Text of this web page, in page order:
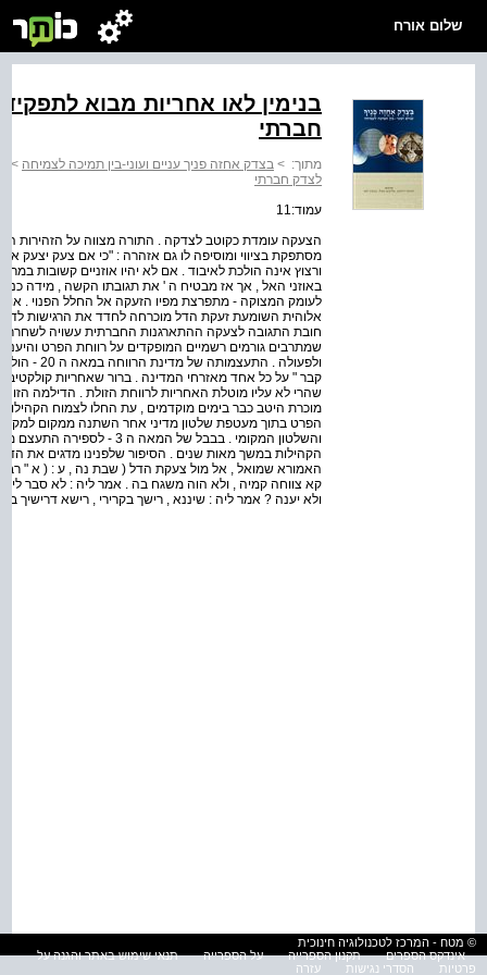
שלום אורח
בנימין לאו אחריות מבוא
חברתי
מתוך: > בצדק אחזה פניך עניים ועוני-בין תמיכה לצמיחה >
לצדק חברתי
עמוד:11
הצעקה עומדת כקוטב לצדקה . התורה מצווה על הזהירות
מסתפקת בציווי ומוסיפה לו גם אזהרה : "כי אם צעק יצעק
ורצוץ אינה הולכת לאיבוד . אם לא יהיו אוזניים קשובות
באוזני האל , אך אז מבטיח ה ' את תגובתו הקשה , מידה
לעומק המצוקה - מתפרצת מפיו הזעקה אל החלל הפנוי .
אלוהית השומעת זעקת הדל מוכרחה לחדד את הרגישות
חובת התגובה לצעקה ההתארגנות החברתית עשויה
שמתרבים גורמים רשמיים המופקדים על רווחת הפרט
ולפעולה .
קבר " על כל אחד מאזרחי המדינה . ברור שאחריות
שהרי לא עליו מוטלת האחריות לרווחת הזולת . הדילמה הזו
מוכרת היטב כבר בימים מוקדמים , עת החלו לצמוח
הפרט בתוך מעטפת שלטון מדיני אחר השתנה ממקום
והשלטון המקומי . בבבל של
הקהילות במשך מאות שנים . הסיפור שלפנינו מדגים את
האמורא שמואל , אל מול צעקת הדל ( שבת נה , ע : ( א " רב
קא צווחה קמיה , ולא הוה משגח בה . אמר ליה : לא סבר
ולא יענה ? אמר ליה : שיננא , רישך בקרירי , רישא דרישיך
© מטח - המרכז לטכנולוגיה חינוכית
אינדקס הספרים
תקנון הספרייה על הספרייה
תנאי שימוש באתר והגנה על
פרטיות
הסדרי נגישות עזרה